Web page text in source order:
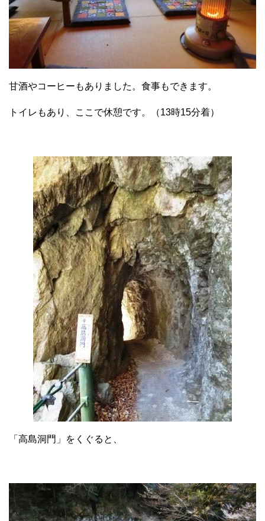
甘酒やコーヒーもありました。食事もできます。
トイレもあり、ここで休憩です。（13時15分着）
「高島洞門」をくぐると、